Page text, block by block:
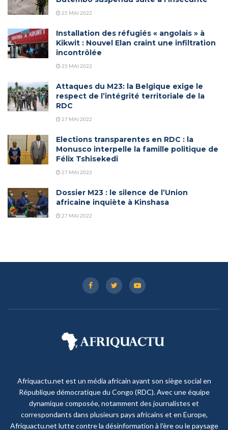
25 MAI 2022
Installation des réfugiés « angolais » à
Kikwit : Nouvel Elan craint une infiltration
incontrôlée
25 MAI 2022
Attaques du M23: la Belgique exige le
respect de l’intégrité territoriale de la
RDC
27 MAI 2022
Elections transparentes en RDC : la
Monusco interpelle la famille politique de
Félix Tshisekedi
27 MAI 2022
Dossier M23 : le silence de l’Union
africaine inquiète à Kinshasa
27 MAI 2022
Afriquactu.net est un média africain ayant son siège social en
République démocratique du Congo (RDC). Avec une équipe
dynamique composée, notamment des journalistes et
correspondants dans plusieurs pays africains et en Europe,
Afriquactu.net lutte contre la désinformation à l'ère ou le paysage